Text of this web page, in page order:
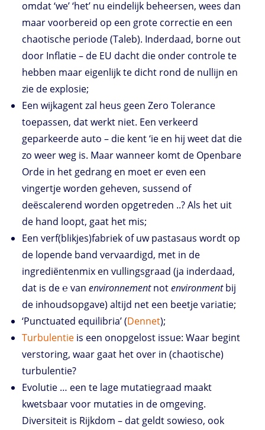
omdat ‘we’ ‘het’ nu eindelijk beheersen, wees dan
maar voorbereid op een grote correctie en een
chaotische periode (Taleb). Inderdaad, borne out
door Inflatie – de EU dacht die onder controle te
hebben maar eigenlijk te dicht rond de nullijn en
zie de explosie;
Een wijkagent zal heus geen Zero Tolerance
toepassen, dat werkt niet. Een verkeerd
geparkeerde auto – die kent ‘ie en hij weet dat die
zo weer weg is. Maar wanneer komt de Openbare
Orde in het gedrang en moet er even een
vingertje worden geheven, sussend of
deëscalerend worden opgetreden ..? Als het uit
de hand loopt, gaat het mis;
Een verf(blikjes)fabriek of uw pastasaus wordt op
de lopende band vervaardigd, met in de
ingrediëntenmix en vullingsgraad (ja inderdaad,
dat is de ℮ van environnementnotenvironmentbij
de inhoudsopgave) altijd net een beetje variatie;
‘Punctuated equilibria’ (Dennet);
Turbulentie is een onopgelost issue: Waar begint
verstoring, waar gaat het over in (chaotische)
turbulentie?
Evolutie … een te lage mutatiegraad maakt
kwetsbaar voor mutaties in de omgeving.
Diversiteit is Rijkdom – dat geldt sowieso, ook